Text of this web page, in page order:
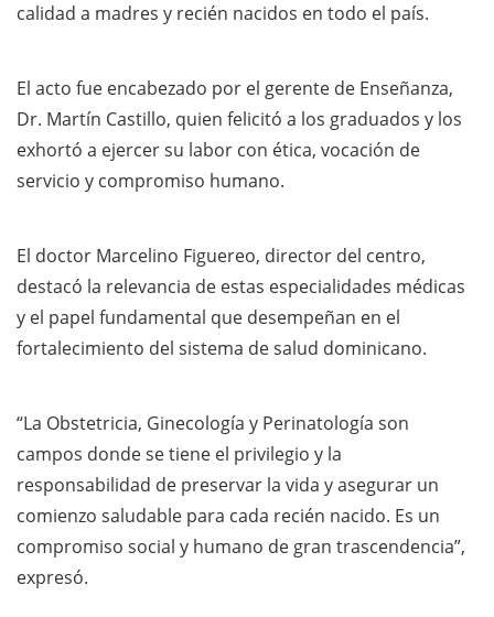
calidad a madres y recién nacidos en todo el país.
El acto fue encabezado por el gerente de Enseñanza,
Dr. Martín Castillo, quien felicitó a los graduados y los
exhortó a ejercer su labor con ética, vocación de
servicio y compromiso humano.
El doctor Marcelino Figuereo, director del centro,
destacó la relevancia de estas especialidades médicas
y el papel fundamental que desempeñan en el
fortalecimiento del sistema de salud dominicano.
“La Obstetricia, Ginecología y Perinatología son
campos donde se tiene el privilegio y la
responsabilidad de preservar la vida y asegurar un
comienzo saludable para cada recién nacido. Es un
compromiso social y humano de gran trascendencia”,
expresó.